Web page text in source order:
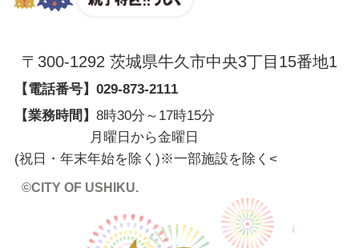
〒300-1292 茨城県牛久市中央3丁目15番地1
【電話番号】 029-873-2111
【業務時間】 8時30分～17時15分
月曜日から金曜日
(祝日・年末年始を除く)※一部施設を除く <
©CITY OF USHIKU.